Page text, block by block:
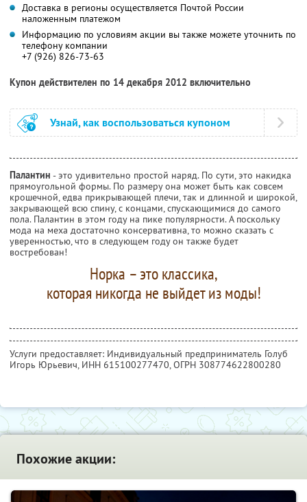
Доставка в регионы осуществляется Почтой России
наложенным платежом
Информацию по условиям акции вы также можете уточнить по
телефону компании
+7 (926) 826-73-63
Купон действителен по 14 декабря 2012 включительно
Узнай, как воспользоваться купоном
Палантин - это удивительно простой наряд. По сути, это накидка
прямоугольной формы. По размеру она может быть как совсем
крошечной, едва прикрывающей плечи, так и длинной и широкой,
закрывающей всю спину, с концами, спускающимися до самого
пола. Палантин в этом году на пике популярности. А поскольку
мода на меха достаточно консервативна, то можно сказать с
уверенностью, что в следующем году он также будет
востребован!
Норка – это классика,
которая никогда не выйдет из моды!
Услуги предоставляет: Индивидуальный предприниматель Голуб
Игорь Юрьевич, ИНН 615100277470, ОГРН 308774622800280
Похожие акции: